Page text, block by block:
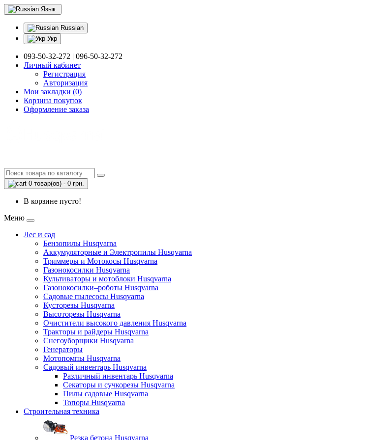
Язык
Russian
Укр
093-50-32-272 | 096-50-32-272
Личный кабинет
Регистрация
Авторизация
Мои закладки (0)
Корзина покупок
Оформление заказа
0 товар(ов) - 0 грн.
В корзине пусто!
Меню
Лес и сад
Бензопилы Husqvarna
Аккумуляторные и Электропилы Нusqvarna
Триммеры и Мотокосы Нusqvarna
Газонокосилки Husqvarna
Культиваторы и мотоблоки Husqvarna
Газонокосилки–роботы Husqvarna
Садовые пылесосы Husqvarna
Кусторезы Husqvarna
Высоторезы Husqvarna
Очистители высокого давления Husqvarna
Тракторы и райдеры Husqvarna
Снегоуборщики Husqvarna
Генераторы
Мотопомпы Husqvarna
Садовый инвентарь Husqvarna
Различный инвентарь Husqvarna
Секаторы и сучкорезы Husqvarna
Пилы садовые Husqvarna
Топоры Husqvarna
Строительная техника
Резка бетона Husqvarna